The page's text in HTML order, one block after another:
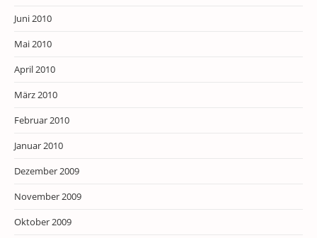
Juni 2010
Mai 2010
April 2010
März 2010
Februar 2010
Januar 2010
Dezember 2009
November 2009
Oktober 2009